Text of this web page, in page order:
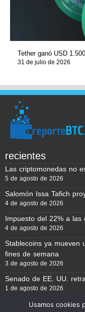
Tether ganó USD
31 de julio de 2026
recientes
Las criptomonedas no
5 de agosto de 2026
Salomón Issa Tafich
4 de agosto de 2026
Impuesto del 22% a
4 de agosto de 2026
Stablecoins ya
fines de semana
3 de agosto de 2026
Senado de EE. UU.
1 de agosto de 2026
Usamos cookies